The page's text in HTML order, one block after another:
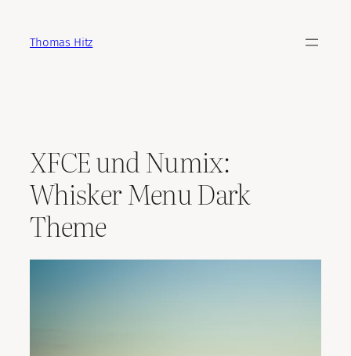
springen
Thomas Hitz
XFCE und Numix:
Whisker Menu Dark
Theme